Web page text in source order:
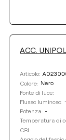
ACC.
Articolo:
Colore: Nero
Fonte di luce:
Flusso luminoso:
Potenza: -
Temperatura di
CRI: